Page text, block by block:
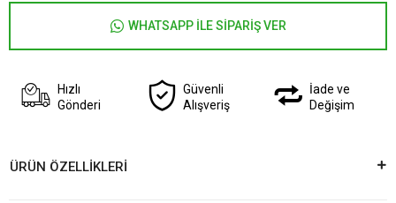
WHATSAPP İLE SİPARİŞ VER
Hızlı
Gönderi
Güvenli
Alışveriş
İade ve
Değişim
ÜRÜN ÖZELLİKLERİ